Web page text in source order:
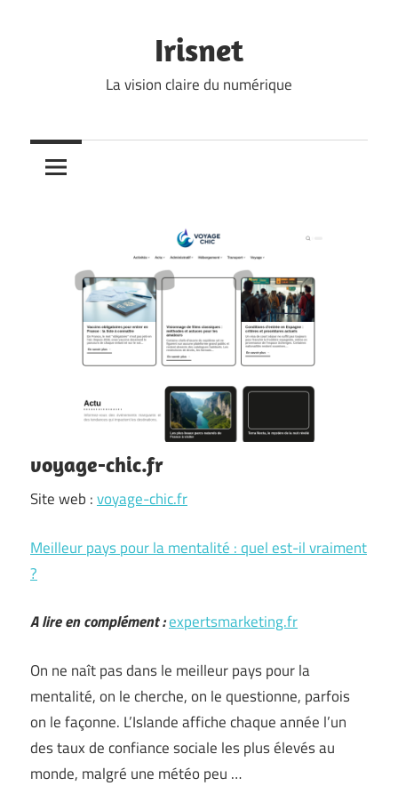
Irisnet
La vision claire du numérique
voyage-chic.fr
Site web :voyage-chic.fr
Meilleur pays pour la mentalité : quel est-il vraiment
?
A lire en complément :expertsmarketing.fr
On ne naît pas dans le meilleur pays pour la
mentalité, on le cherche, on le questionne, parfois
on le façonne. L’Islande affiche chaque année l’un
des taux de confiance sociale les plus élevés au
monde, malgré une météo peu …